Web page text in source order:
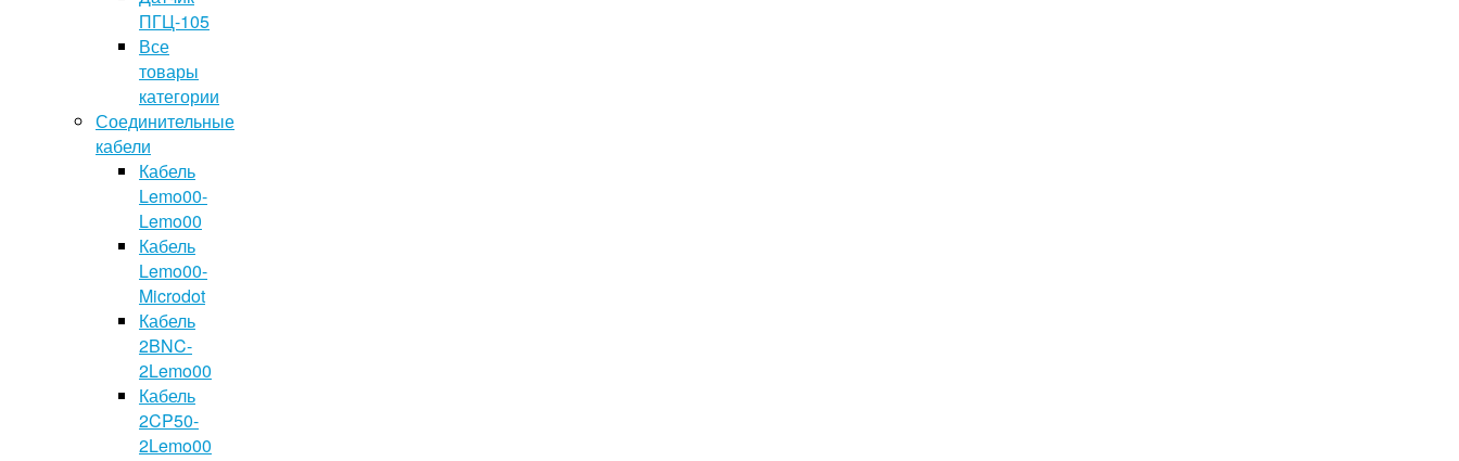
ПГЦ-105
Все
товары
категории
Соединительные
кабели
Кабель
Lemo00-
Lemo00
Кабель
Lemo00-
Microdot
Кабель
2BNC-
2Lemo00
Кабель
2CP50-
2Lemo00